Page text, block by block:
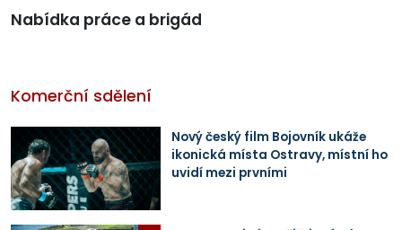
Nabídka práce a brigád
Komerční sdělení
Nový český film Bojovník ukáže
ikonická místa Ostravy, místní ho
uvidí mezi prvními